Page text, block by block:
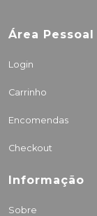
Área Pessoal
Login
Carrinho
Encomendas
Checkout
Informação
Sobre